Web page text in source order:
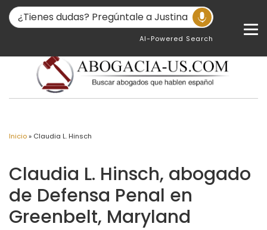
AI-Powered Search
Inicio» Claudia L. Hinsch
Claudia L. Hinsch, abogado
de Defensa Penal en
Greenbelt, Maryland